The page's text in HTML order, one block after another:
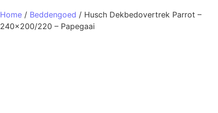
Home / Beddengoed / Husch Dekbedovertrek Parrot –
240×200/220 – Papegaai